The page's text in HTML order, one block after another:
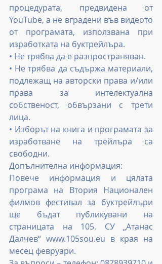
процедурата, предвидена от
YouTube, а не вградени във видеото
от програмата, използвана при
изработката на буктрейлъра.
• Не трябва да е разпространяван.
• Не трябва да съдържа материали,
подлежащ на авторски права и/или
права за интелектуална
собственост, обвързани с трети
лица.
• Изборът на книга и програмата за
изработване на трейлъра са
свободни.
Допълнителна информация:
Повече информация и цялата
програма на Втория Национален
филмов фестивал за буктрейлъри
ще бъдат публикувани на
страницата на 105. СУ „Атанас
Далчев“ www.105sou.eu в края на
месец февруари.